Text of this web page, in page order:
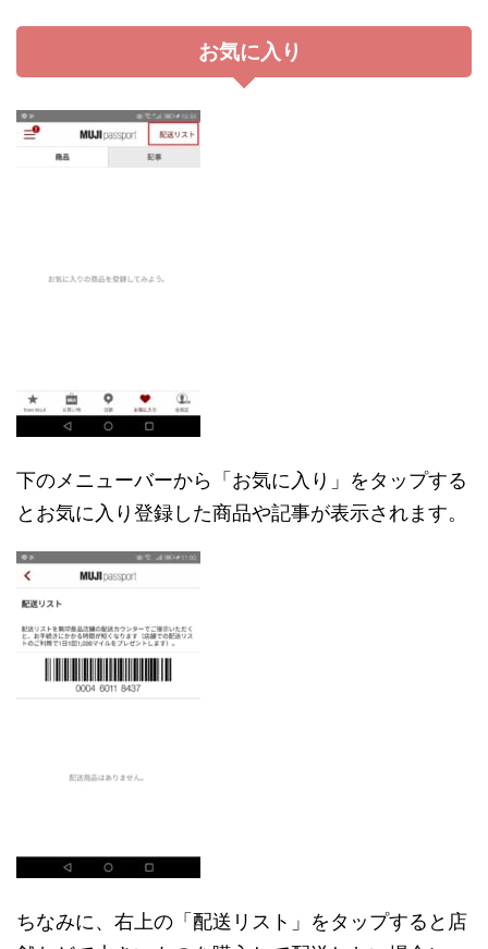
お気に入り
下のメニューバーから「お気に入り」をタップする
とお気に入り登録した商品や記事が表示されます。
ちなみに、右上の「配送リスト」をタップすると店